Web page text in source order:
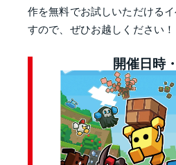
作を無料でお試しいただける
すので、ぜひお越しください！
開催日時